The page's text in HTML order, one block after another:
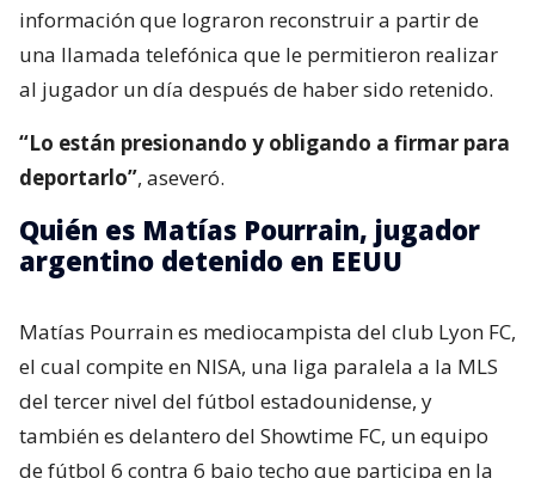
información que lograron reconstruir a partir de
una llamada telefónica que le permitieron realizar
al jugador un día después de haber sido retenido.
“Lo están presionando y obligando a firmar para
deportarlo”, aseveró.
Quién es Matías Pourrain, jugador
argentino detenido en EEUU
Matías Pourrain es mediocampista del club Lyon FC,
el cual compite en NISA, una liga paralela a la MLS
del tercer nivel del fútbol estadounidense, y
también es delantero del Showtime FC, un equipo
de fútbol 6 contra 6 bajo techo que participa en la